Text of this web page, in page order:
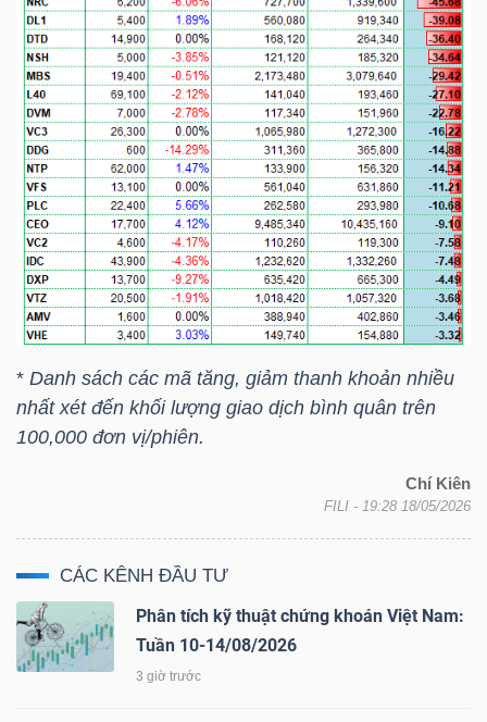
* Danh sách các mã tăng, giảm thanh khoản nhiều
nhất xét đến khối lượng giao dịch bình quân trên
100,000 đơn vị/phiên.
Chí Kiên
FILI - 19:28 18/05/2026
CÁC KÊNH ĐẦU TƯ
Phân tích kỹ thuật chứng khoán Việt Nam:
Tuần 10-14/08/2026
3 giờ trước
YẾU
TIÊU
DÙNG
THIẾT
YẾU
SÓC
SỨC
CHÍNH